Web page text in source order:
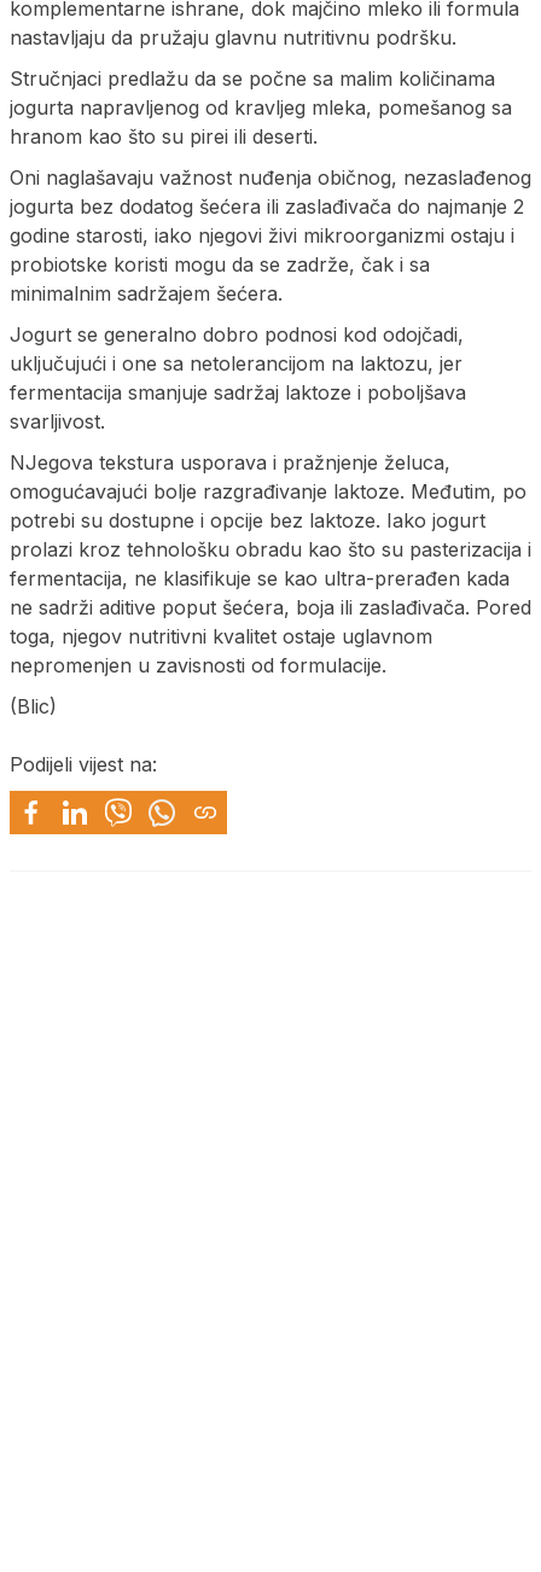
komplementarne ishrane, dok majčino mleko ili formula
nastavljaju da pružaju glavnu nutritivnu podršku.
Stručnjaci predlažu da se počne sa malim količinama
jogurta napravljenog od kravljeg mleka, pomešanog sa
hranom kao što su pirei ili deserti.
Oni naglašavaju važnost nuđenja običnog, nezaslađenog
jogurta bez dodatog šećera ili zaslađivača do najmanje 2
godine starosti, iako njegovi živi mikroorganizmi ostaju i
probiotske koristi mogu da se zadrže, čak i sa
minimalnim sadržajem šećera.
Jogurt se generalno dobro podnosi kod odojčadi,
uključujući i one sa netolerancijom na laktozu, jer
fermentacija smanjuje sadržaj laktoze i poboljšava
svarljivost.
NJegova tekstura usporava i pražnjenje želuca,
omogućavajući bolje razgrađivanje laktoze. Međutim, po
potrebi su dostupne i opcije bez laktoze. Iako jogurt
prolazi kroz tehnološku obradu kao što su pasterizacija i
fermentacija, ne klasifikuje se kao ultra-prerađen kada
ne sadrži aditive poput šećera, boja ili zaslađivača. Pored
toga, njegov nutritivni kvalitet ostaje uglavnom
nepromenjen u zavisnosti od formulacije.
(Blic)
Podijeli vijest na: